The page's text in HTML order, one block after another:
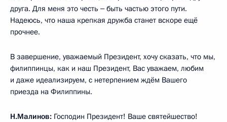
друга. Для меня это честь ‒ быть частью этого пути.
Надеюсь, что наша крепкая дружба станет вскоре ещё
прочнее.
В завершение, уважаемый Президент, хочу сказать, что мы,
филиппинцы, как и наш Президент, Вас уважаем, любим
и даже идеализируем, с нетерпением ждём Вашего
приезда на Филиппины.
Н.Малинов: Господин Президент! Ваше святейшество!